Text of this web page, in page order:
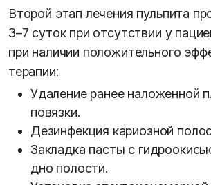
Второй этап лечения пульпита
3–7 суток при отсутствии у
при наличии положительного
терапии:
Удаление ранее наложенной
повязки.
Дезинфекция кариозной
Закладка пасты с
дно полости.